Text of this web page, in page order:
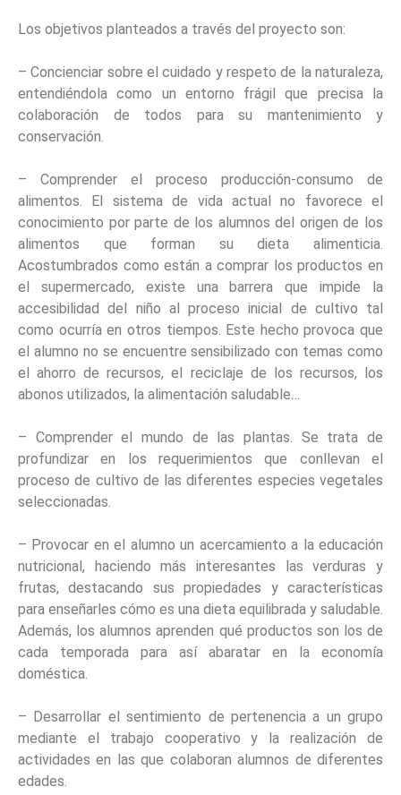
Los objetivos planteados a través del proyecto son:
– Concienciar sobre el cuidado y respeto de la naturaleza,
entendiéndola como un entorno frágil que precisa la
colaboración de todos para su mantenimiento y
conservación.
– Comprender el proceso producción-consumo de
alimentos. El sistema de vida actual no favorece el
conocimiento por parte de los alumnos del origen de los
alimentos que forman su dieta alimenticia.
Acostumbrados como están a comprar los productos en
el supermercado, existe una barrera que impide la
accesibilidad del niño al proceso inicial de cultivo tal
como ocurría en otros tiempos. Este hecho provoca que
el alumno no se encuentre sensibilizado con temas como
el ahorro de recursos, el reciclaje de los recursos, los
abonos utilizados, la alimentación saludable…
– Comprender el mundo de las plantas. Se trata de
profundizar en los requerimientos que conllevan el
proceso de cultivo de las diferentes especies vegetales
seleccionadas.
– Provocar en el alumno un acercamiento a la educación
nutricional, haciendo más interesantes las verduras y
frutas, destacando sus propiedades y características
para enseñarles cómo es una dieta equilibrada y saludable.
Además, los alumnos aprenden qué productos son los de
cada temporada para así abaratar en la economía
doméstica.
– Desarrollar el sentimiento de pertenencia a un grupo
mediante el trabajo cooperativo y la realización de
actividades en las que colaboran alumnos de diferentes
edades.